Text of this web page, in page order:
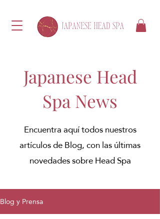
Japanese Head
Spa News
Encuentra aquí todos nuestros
artículos de Blog, con las últimas
novedades sobre Head Spa
Blog y Prensa